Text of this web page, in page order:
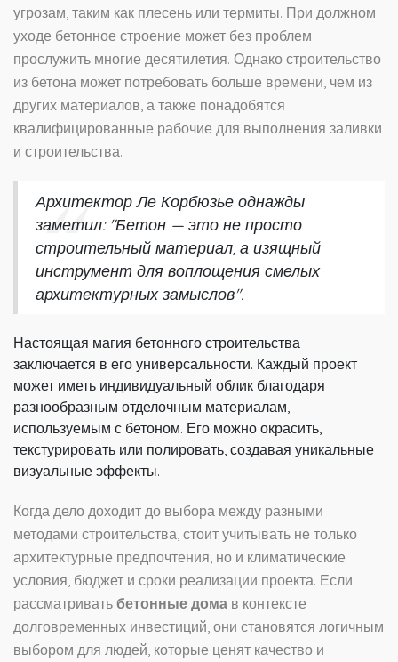
угрозам, таким как плесень или термиты. При должном
уходе бетонное строение может без проблем
прослужить многие десятилетия. Однако строительство
из бетона может потребовать больше времени, чем из
других материалов, а также понадобятся
квалифицированные рабочие для выполнения заливки
и строительства.
Архитектор Ле Корбюзье однажды
заметил: "Бетон — это не просто
строительный материал, а изящный
инструмент для воплощения смелых
архитектурных замыслов".
Настоящая магия бетонного строительства
заключается в его универсальности. Каждый проект
может иметь индивидуальный облик благодаря
разнообразным отделочным материалам,
используемым с бетоном. Его можно окрасить,
текстурировать или полировать, создавая уникальные
визуальные эффекты.
Когда дело доходит до выбора между разными
методами строительства, стоит учитывать не только
архитектурные предпочтения, но и климатические
условия, бюджет и сроки реализации проекта. Если
рассматривать бетонные дома в контексте
долговременных инвестиций, они становятся логичным
выбором для людей, которые ценят качество и